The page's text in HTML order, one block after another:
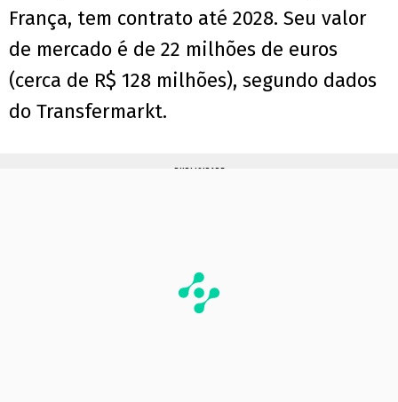
França, tem contrato até 2028. Seu valor
de mercado é de 22 milhões de euros
(cerca de R$ 128 milhões), segundo dados
do Transfermarkt.
PUBLICIDADE